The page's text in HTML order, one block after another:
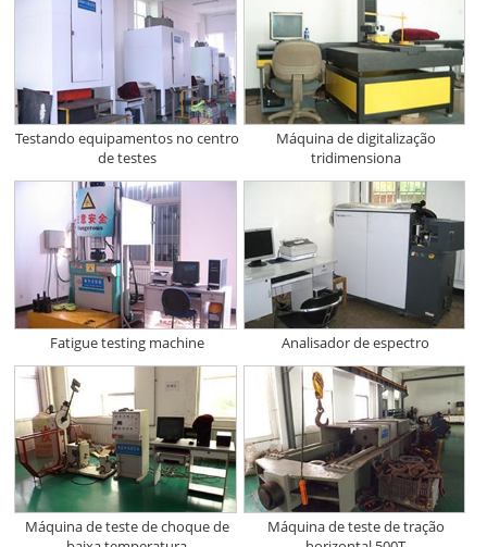
Testando equipamentos no centro
de testes
Máquina de digitalização
tridimensiona
Fatigue testing machine Analisador de espectro
Máquina de teste de choque de
Máquina de teste de tração